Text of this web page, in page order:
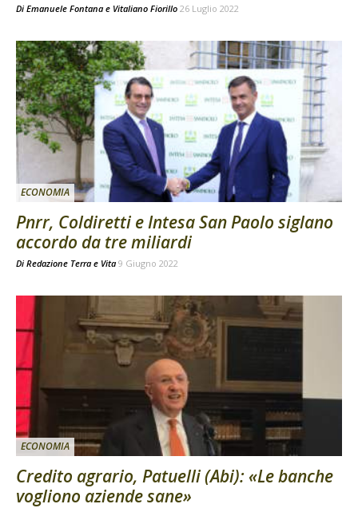
Di Emanuele Fontana e Vitaliano Fiorillo 26 Luglio 2022
ECONOMIA
Pnrr, Coldiretti e Intesa San Paolo siglano
accordo da tre miliardi
Di Redazione Terra e Vita 9 Giugno 2022
ECONOMIA
Credito agrario, Patuelli (Abi): «Le banche
vogliono aziende sane»